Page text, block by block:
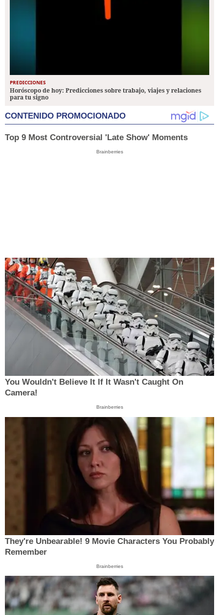
PREDICCIONES
Horóscopo de hoy: Predicciones sobre trabajo, viajes y relaciones
para tu signo
CONTENIDO PROMOCIONADO
Top 9 Most Controversial 'Late Show' Moments
Brainberries
You Wouldn't Believe It If It Wasn't Caught On
Camera!
Brainberries
They're Unbearable! 9 Movie Characters You Probably
Remember
Brainberries